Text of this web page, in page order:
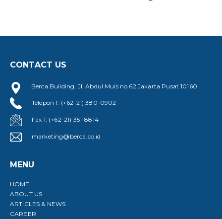
CONTACT US
Berca Building, Jl. Abdul Muis no.62 Jakarta Pusat 10160
Telepon 1: (+62-21) 380-0902
Fax 1: (+62-21) 351-8814
marketing@berca.co.id
MENU
HOME
ABOUT US
ARTICLES & NEWS
CAREER